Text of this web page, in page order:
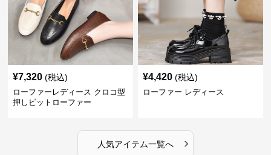
¥7,320 (税込)
ローファーレディース クロコ型
押しビットローファー
¥4,420 (税込)
ローファー レディース
人気アイテム一覧へ ›